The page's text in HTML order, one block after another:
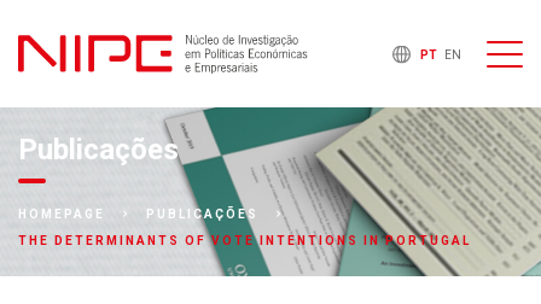
PT EN
Publicações
HOMEPAGE
PUBLICAÇÕES
THE DETERMINANTS OF VOTE INTENTIONS IN PORTUGAL